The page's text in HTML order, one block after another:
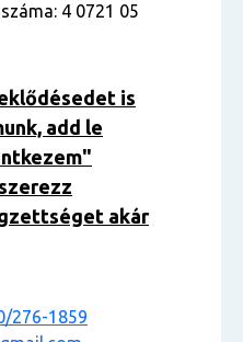
4 0721 05
is
add le
akár
276-1859